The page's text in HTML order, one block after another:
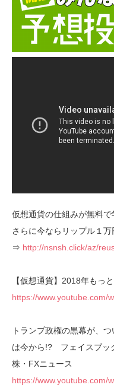
仮想通貨の仕組みが無料で
さらに今ならリップル１万
⇒ http://nsnsh.click/az/
【仮想通貨】2018年もっ
https://www.youtube.com/
トランプ政権の黒幕が、
は今から!? フェイスブッ
株・FXニュース
https://www.youtube.com/